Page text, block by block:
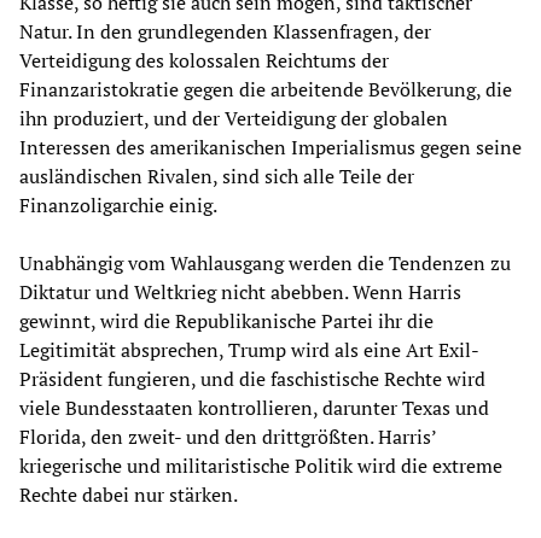
Natur. In den grundlegenden Klassenfragen, der
Verteidigung des kolossalen Reichtums der
Finanzaristokratie gegen die arbeitende Bevölkerung, die
ihn produziert, und der Verteidigung der globalen
Interessen des amerikanischen Imperialismus gegen seine
ausländischen Rivalen, sind sich alle Teile der
Finanzoligarchie einig.
Unabhängig vom Wahlausgang werden die Tendenzen zu
Diktatur und Weltkrieg nicht abebben. Wenn Harris
gewinnt, wird die Republikanische Partei ihr die
Legitimität absprechen, Trump wird als eine Art Exil-
Präsident fungieren, und die faschistische Rechte wird
viele Bundesstaaten kontrollieren, darunter Texas und
Florida, den zweit- und den drittgrößten. Harris’
kriegerische und militaristische Politik wird die extreme
Rechte dabei nur stärken.